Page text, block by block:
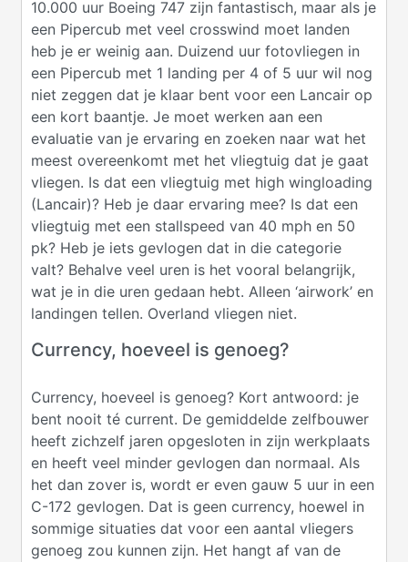
10.000 uur Boeing 747 zijn fantastisch, maar als je
een Pipercub met veel crosswind moet landen
heb je er weinig aan. Duizend uur fotovliegen in
een Pipercub met 1 landing per 4 of 5 uur wil nog
niet zeggen dat je klaar bent voor een Lancair op
een kort baantje. Je moet werken aan een
evaluatie van je ervaring en zoeken naar wat het
meest overeenkomt met het vliegtuig dat je gaat
vliegen. Is dat een vliegtuig met high wingloading
(Lancair)? Heb je daar ervaring mee? Is dat een
vliegtuig met een stallspeed van 40 mph en 50
pk? Heb je iets gevlogen dat in die categorie
valt? Behalve veel uren is het vooral belangrijk,
wat je in die uren gedaan hebt. Alleen ‘airwork’ en
landingen tellen. Overland vliegen niet.
Currency, hoeveel is genoeg?
Currency, hoeveel is genoeg? Kort antwoord: je
bent nooit té current. De gemiddelde zelfbouwer
heeft zichzelf jaren opgesloten in zijn werkplaats
en heeft veel minder gevlogen dan normaal. Als
het dan zover is, wordt er even gauw 5 uur in een
C-172 gevlogen. Dat is geen currency, hoewel in
sommige situaties dat voor een aantal vliegers
genoeg zou kunnen zijn. Het hangt af van de